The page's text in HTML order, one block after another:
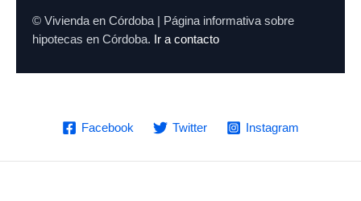
© Vivienda en Córdoba | Página informativa sobre
hipotecas en Córdoba.
Ir a contacto
Facebook Twitter Instagram